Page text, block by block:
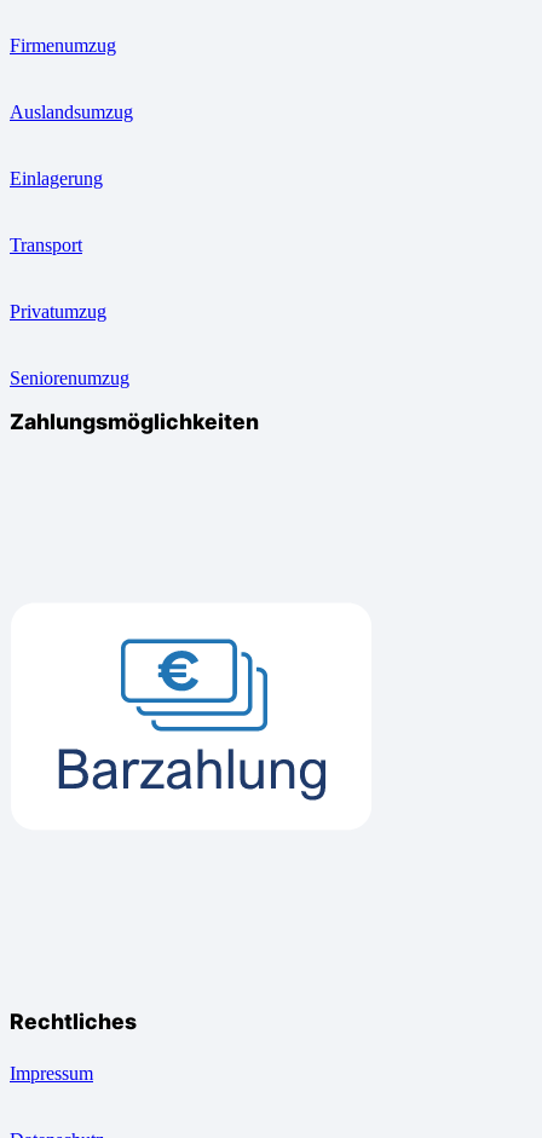
Firmenumzug
Auslandsumzug
Einlagerung
Transport
Privatumzug
Seniorenumzug
Zahlungsmöglichkeiten
Rechtliches
Impressum